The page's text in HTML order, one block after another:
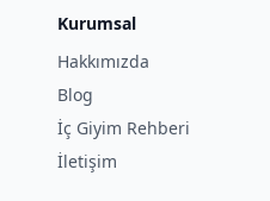
Kurumsal
Hakkımızda
Blog
İç Giyim Rehberi
İletişim